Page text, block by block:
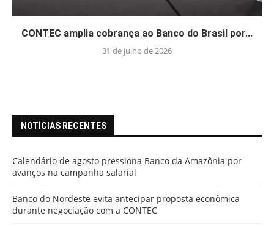
CONTEC amplia cobrança ao Banco do Brasil por...
31 de julho de 2026
NOTÍCIAS RECENTES
Calendário de agosto pressiona Banco da Amazônia por
avanços na campanha salarial
Banco do Nordeste evita antecipar proposta econômica
durante negociação com a CONTEC